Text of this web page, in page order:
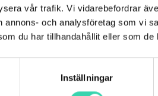
vår trafik. Vi vidarebefordrar
annons- och analysföretag som vi
du har tillhandahållit eller som
Inställningar
som du kan installera på